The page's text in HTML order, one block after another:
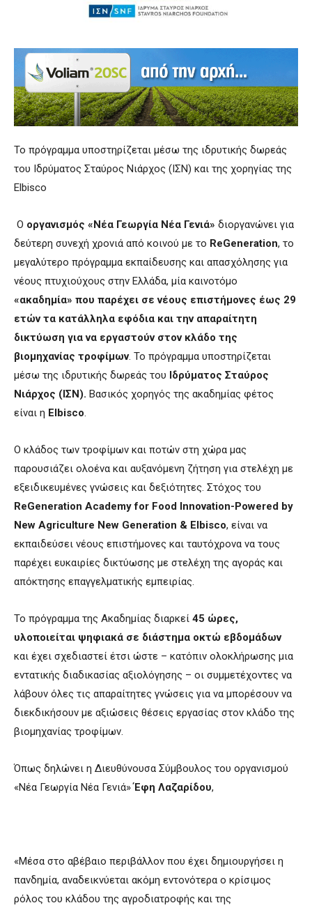
Το πρόγραμμα υποστηρίζεται μέσω της ιδρυτικής δωρεάς
του Ιδρύματος Σταύρος Νιάρχος (ΙΣΝ) και της χορηγίας της
Elbisco
O οργανισμός «Νέα Γεωργία Νέα Γενιά» διοργανώνει για
δεύτερη συνεχή χρονιά από κοινού με το ReGeneration, το
μεγαλύτερο πρόγραμμα εκπαίδευσης και απασχόλησης για
νέους πτυχιούχους στην Ελλάδα, μία καινοτόμο
«ακαδημία» που παρέχει σε νέους επιστήμονες έως 29
ετών τα κατάλληλα εφόδια και την απαραίτητη
δικτύωση για να εργαστούν στον κλάδο της
βιομηχανίας τροφίμων. Το πρόγραμμα υποστηρίζεται
μέσω της ιδρυτικής δωρεάς του Ιδρύματος Σταύρος
Νιάρχος (ΙΣΝ). Βασικός χορηγός της ακαδημίας φέτος
είναι η Elbisco
Ο κλάδος των τροφίμων και ποτών στη χώρα μας
παρουσιάζει ολοένα και αυξανόμενη ζήτηση για στελέχη με
εξειδικευμένες γνώσεις και δεξιότητες. Στόχος του
ReGeneration Academy for Food Innovation-Powered by
New Agriculture New Generation & Elbisco, είναι να
εκπαιδεύσει νέους επιστήμονες και ταυτόχρονα να τους
παρέχει ευκαιρίες δικτύωσης με στελέχη της αγοράς και
απόκτησης επαγγελματικής εμπειρίας.
Το πρόγραμμα της Ακαδημίας διαρκεί 45 ώρες,
υλοποιείται ψηφιακά σε διάστημα οκτώ εβδομάδων
και έχει σχεδιαστεί έτσι ώστε – κατόπιν ολοκλήρωσης μια
εντατικής διαδικασίας αξιολόγησης – οι συμμετέχοντες να
λάβουν όλες τις απαραίτητες γνώσεις για να μπορέσουν να
διεκδικήσουν με αξιώσεις θέσεις εργασίας στον κλάδο της
βιομηχανίας τροφίμων.
Όπως δηλώνει η Διευθύνουσα Σύμβουλος του οργανισμού
«Νέα Γεωργία Νέα Γενιά»Έφη Λαζαρίδου,
«Μέσα στο αβέβαιο περιβάλλον που έχει δημιουργήσει η
πανδημία, αναδεικνύεται ακόμη εντονότερα ο κρίσιμος
ρόλος του κλάδου της αγροδιατροφής και της